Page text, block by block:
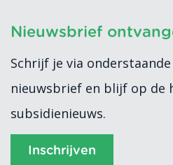
Nieuwsbrief
Schrijf je via
nieuwsbrief en blijf op de
subsidienieuws.
Inschrijven